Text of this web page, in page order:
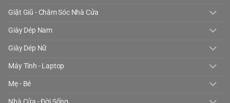
Giặt Giũ - Chăm Sóc Nhà Cửa
Giày Dép Nam
Giày Dép Nữ
Máy Tính - Laptop
Mẹ - Bé